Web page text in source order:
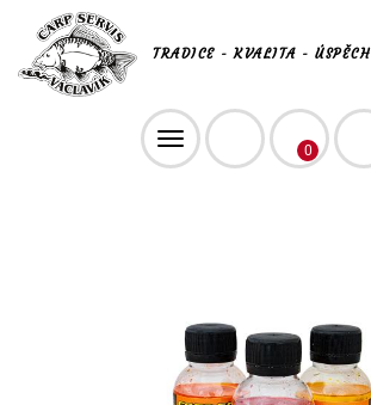
TRADICE - KVALITA - ÚSPĚCH
Toggle
navigation
0